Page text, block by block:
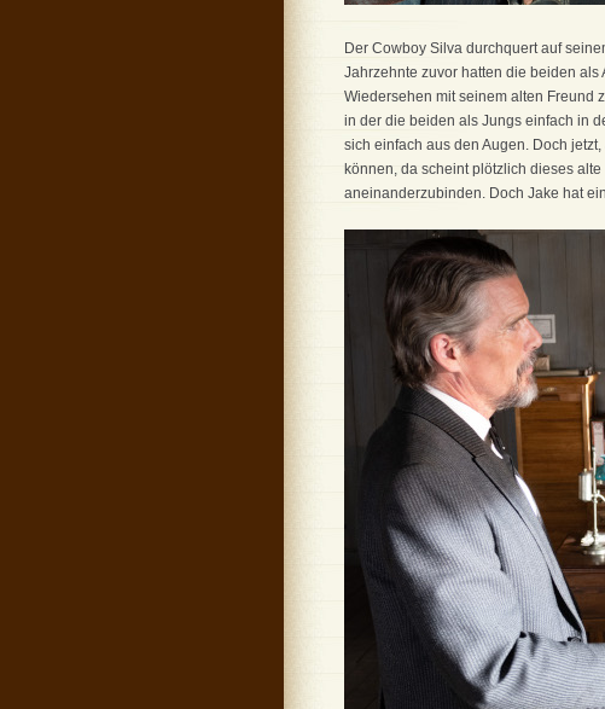
Der Cowboy Silva durchquert auf
Jahrzehnte zuvor hatten die beiden als
Wiedersehen mit seinem alten Freund
in der die beiden als Jungs einfach in
sich einfach aus den Augen. Doch
können, da scheint plötzlich dieses
aneinanderzubinden. Doch Jake hat